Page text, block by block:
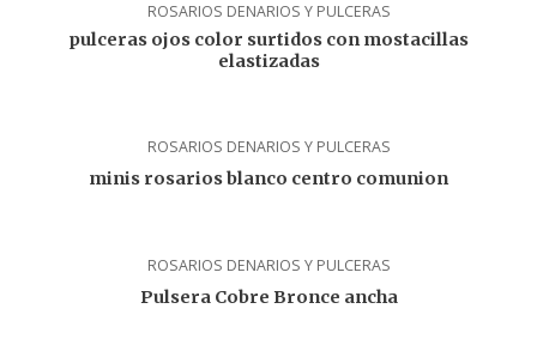
ROSARIOS DENARIOS Y PULCERAS
pulceras ojos color surtidos con mostacillas
elastizadas
ROSARIOS DENARIOS Y PULCERAS
minis rosarios blanco centro comunion
ROSARIOS DENARIOS Y PULCERAS
Pulsera Cobre Bronce ancha